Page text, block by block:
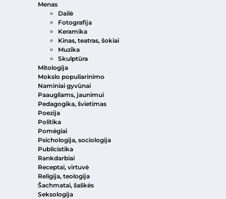
Menas
Dailė
Fotografija
Keramika
Kinas, teatras, šokiai
Muzika
Skulptūra
Mitologija
Mokslo populiarinimo
Naminiai gyvūnai
Paaugliams, jaunimui
Pedagogika, švietimas
Poezija
Politika
Pomėgiai
Psichologija, sociologija
Publicistika
Rankdarbiai
Receptai, virtuvė
Religija, teologija
Šachmatai, šaškės
Seksologija